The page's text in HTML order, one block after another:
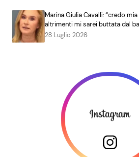
Marina Giulia Cavalli: “credo
altrimenti mi sarei buttata dal
28 Luglio 2026